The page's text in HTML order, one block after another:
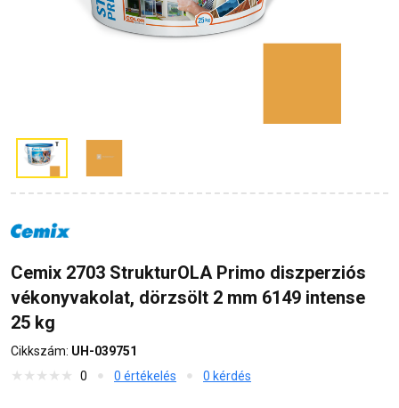
Cemix 2703 StrukturOLA Primo diszperziós
vékonyvakolat, dörzsölt 2 mm 6149 intense
25 kg
Cikkszám: UH-039751
0
0 értékelés 0 kérdés